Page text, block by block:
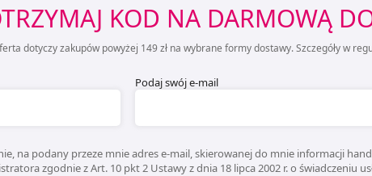
KOD NA DARMOWĄ
dotyczy zakupów powyżej 149 zł na wybrane formy dostawy. Szczegóły w
Podaj swój e-mail
na podany przeze mnie adres e-mail, skierowanej do mnie informacji
zgodnie z Art. 10 pkt 2 Ustawy z dnia 18 lipca 2002 r. o świadczeniu